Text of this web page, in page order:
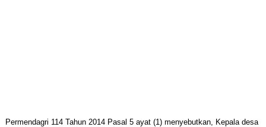
Permendagri 114 Tahun 2014 Pasal 5 ayat (1) menyebutkan, Kepala desa